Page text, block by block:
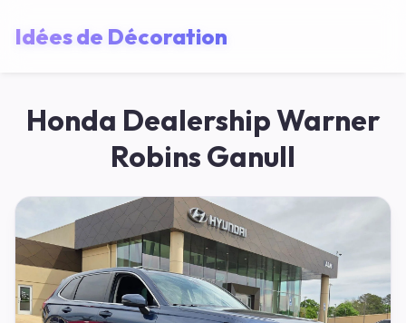
Idées de Décoration
Honda Dealership Warner
Robins Ganull